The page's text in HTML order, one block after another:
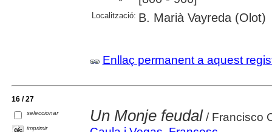
Localització: B. Marià Vayreda (Olot)
Enllaç permanent a aquest
16 / 27
seleccionar
imprimir
Un Monje feudal/ Francisco